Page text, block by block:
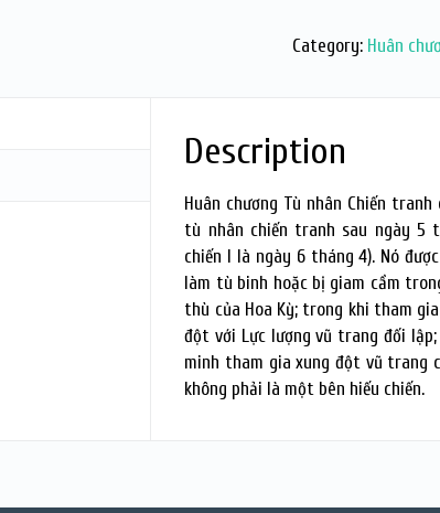
Category: Huân
Description
Huân chương Tù nhân Chiến
tù nhân chiến tranh sau ngày 5
chiến I là ngày 6 tháng 4). Nó
làm tù binh hoặc bị giam cầm
thù của Hoa Kỳ; trong khi tham
đột với Lực lượng vũ trang đối
minh tham gia xung đột vũ trang
không phải là một bên hiếu chiến.